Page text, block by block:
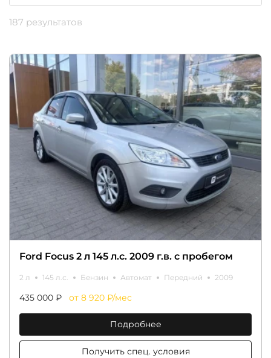
187 результатов
Ford Focus 2 л 145 л.с. 2009 г.в. с пробегом
2 л 145 л.с. Бензин Автомат Передний 2009
435 000 ₽ от 8 920 ₽/мес
Подробнее
Получить спец. условия